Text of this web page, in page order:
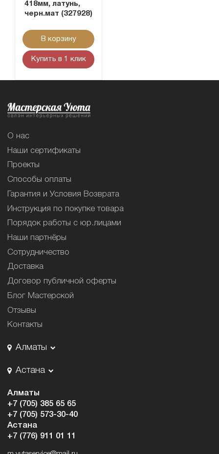
418мм, латунь,
черн.мат (327928)
В корзину
Купить в 1 клик
О нас
Наши сертификаты
Проекты
Способы оплаты
Гарантия и Условия Возврата
Инструкция по покупке товара
Порядок работы с юр.лицами
Наши партнёры
Сотрудничество
Доставка
Договор публичной оферты
Блог Мастерской
Отзывы
Контакты
Алматы
Астана
Алматы
+7 (705) 385 65 65
+7 (705) 573-30-40
Астана
+7 (776) 911 01 11